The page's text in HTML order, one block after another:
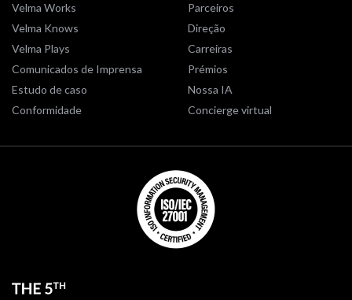
Velma Works
Velma Knows
Velma Plays
Comunicados de Imprensa
Estudo de caso
Conformidade
Parceiros
Direção
Carreiras
Prémios
Nossa IA
Concierge virtual